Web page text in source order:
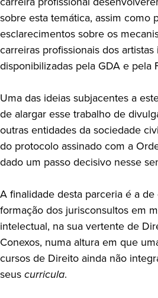
sobre esta temática, assim como
esclarecimentos sobre os
carreiras profissionais dos
disponibilizadas pela GDA e pela
Uma das ideias subjacentes a
de alargar esse trabalho de
outras entidades da sociedade
do protocolo assinado com a
dado um passo decisivo nesse
A finalidade desta parceria é a
formação dos jurisconsultos em
intelectual, na sua vertente de
Conexos, numa altura em que
cursos de Direito ainda não
seuscurricula.